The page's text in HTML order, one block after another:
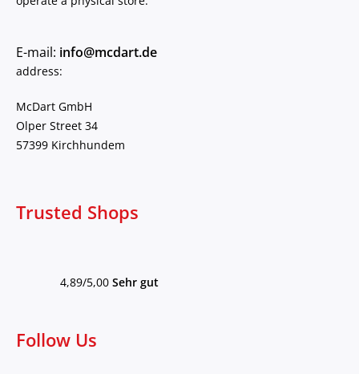
E-mail: info@mcdart.de
address:
McDart GmbH
Olper Street 34
57399 Kirchhundem
Trusted Shops
4,89/5,00 Sehr gut
Follow Us